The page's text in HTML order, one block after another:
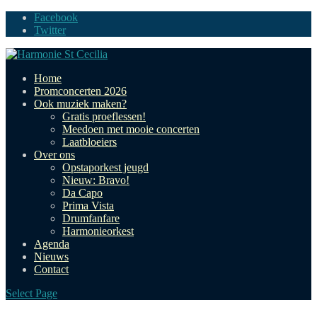
Facebook
Twitter
Home
Promconcerten 2026
Ook muziek maken?
Gratis proeflessen!
Meedoen met mooie concerten
Laatbloeiers
Over ons
Opstaporkest jeugd
Nieuw: Bravo!
Da Capo
Prima Vista
Drumfanfare
Harmonieorkest
Agenda
Nieuws
Contact
Select Page